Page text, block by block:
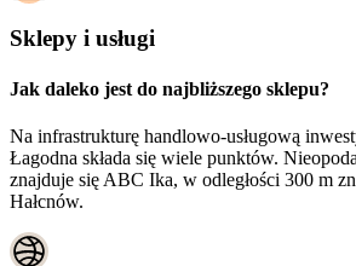
Sklepy i usługi
Jak daleko jest do najbliższego sklepu?
Na infrastrukturę handlowo-usługową
Łagodna składa się wiele punktów.
znajduje się ABC Ika, w odległości 300 m
Hałcnów.